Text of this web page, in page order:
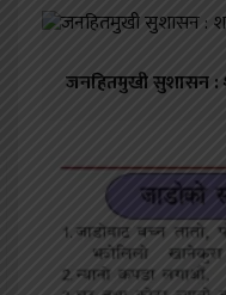
जनहितमुखी सुशासन :